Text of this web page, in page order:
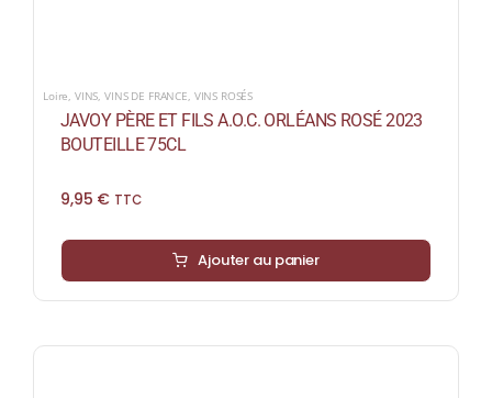
Loire VINS ,VINS DE FRANCE VINS ROSÉS
JAVOY PÈRE ET FILS A.O.C. ORLÉANS ROSÉ 2023
BOUTEILLE 75CL
9,95 € TTC
Ajouter au panier